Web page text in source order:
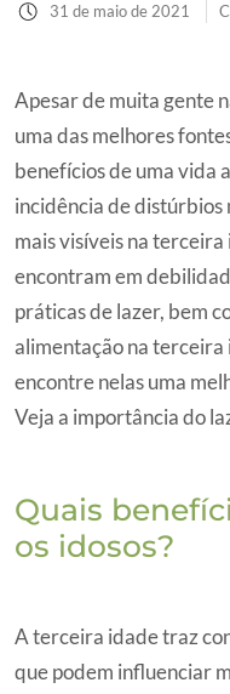
31 de maio de 2021
Apesar de muita gente
uma das melhores
benefícios de uma vida
incidência de distúrbios
mais visíveis na terceira
encontram em
práticas de lazer, bem
alimentação na terceira
encontre nelas uma
Veja a importância do
Quais
os idosos?
A terceira idade traz
que podem influenciar